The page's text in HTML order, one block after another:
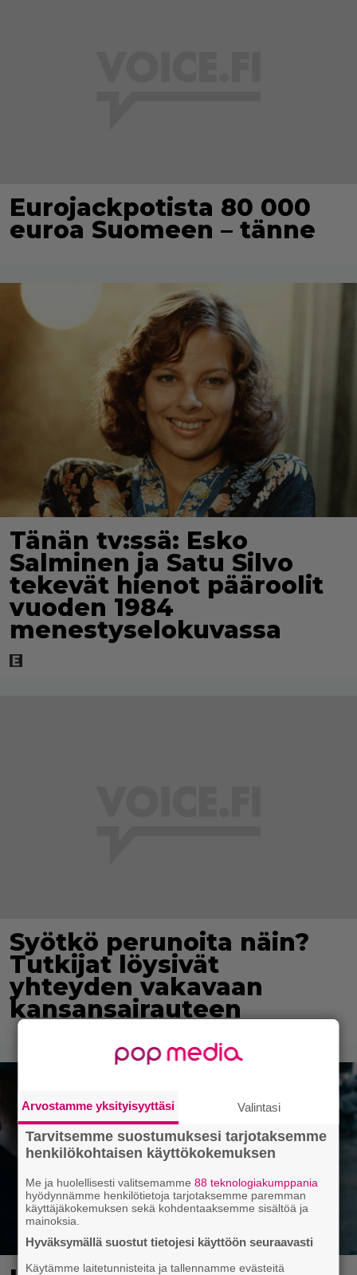
Eurojackpotista 80 000
euroa Suomeen – tänne
Tänän tv:ssä: Esko
Salminen ja Satu Silvo
tekevät hienot pääroolit
vuoden 1984
menestyselokuvassa
Syötkö perunoita näin?
Tutkijat löysivät
yhteyden vakavaan
kansansairauteen
Arvostamme yksityisyyttäsi Valintasi
Tarvitsemme suostumuksesi tarjotaksemme
henkilökohtaisen käyttökokemuksen
Me ja huolellisesti valitsemamme88 teknologiakumppania
hyödynnämme henkilötietoja tarjotaksemme paremman
käyttäjäkokemuksen sekä kohdentaaksemme sisältöä ja
mainoksia.
Hyväksymällä suostut tietojesi käyttöön seuraavasti
Käytämme laitetunnisteita ja tallennamme evästeitä